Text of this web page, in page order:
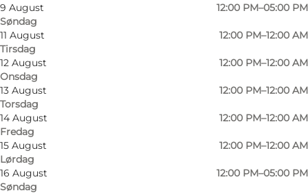
9 August
Søndag
12:00 PM–05:00 PM
11 August
Tirsdag
12:00 PM–12:00 AM
12 August
Onsdag
12:00 PM–12:00 AM
13 August
Torsdag
12:00 PM–12:00 AM
14 August
Fredag
12:00 PM–12:00 AM
15 August
Lørdag
12:00 PM–12:00 AM
16 August
Søndag
12:00 PM–05:00 PM